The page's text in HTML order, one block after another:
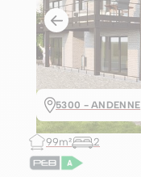
5300 - ANDENNE
99m² 2